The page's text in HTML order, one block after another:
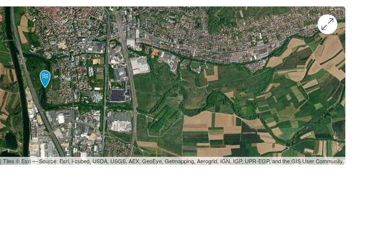
| Tiles © Esri — Source: Esri, i-cubed, USDA, USGS, AEX, GeoEye, Getmapping, Aerogrid, IGN, IGP, UPR-EGP, and the GIS User Community